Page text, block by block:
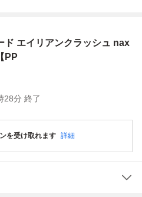
エイリアンクラッシュ nax
PP
28分 終了
を受け取れます 詳細